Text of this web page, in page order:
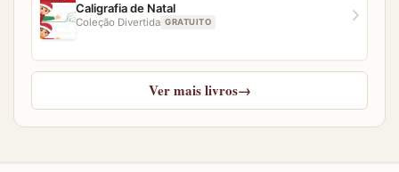
Caligrafia de Natal
Coleção Divertida GRATUITO
Ver mais livros→